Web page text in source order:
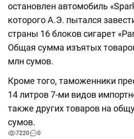
остановлен автомобиль
которого А.Э. пытался
страны 16 блоков сигарет
Общая сумма изъятых
млн сумов.
Кроме того, таможенники
14 литров 7-ми видов
также других товаров на
сумов.
7220 0